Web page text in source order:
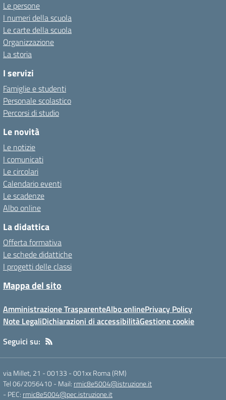
Le persone
I numeri della scuola
Le carte della scuola
Organizzazione
La storia
I servizi
Famiglie e studenti
Personale scolastico
Percorsi di studio
Le novità
Le notizie
I comunicati
Le circolari
Calendario eventi
Le scadenze
Albo online
La didattica
Offerta formativa
Le schede didattiche
I progetti delle classi
Mappa del sito
Amministrazione TrasparenteAlbo onlinePrivacy Policy
Note LegaliDichiarazioni di accessibilitàGestione cookie
Seguici su:
via Millet, 21 - 00133 -001xx Roma (RM)
Tel 06/2056410- Mail: rmic8e5004@istruzione.it
- PEC: rmic8e5004@pec.istruzione.it